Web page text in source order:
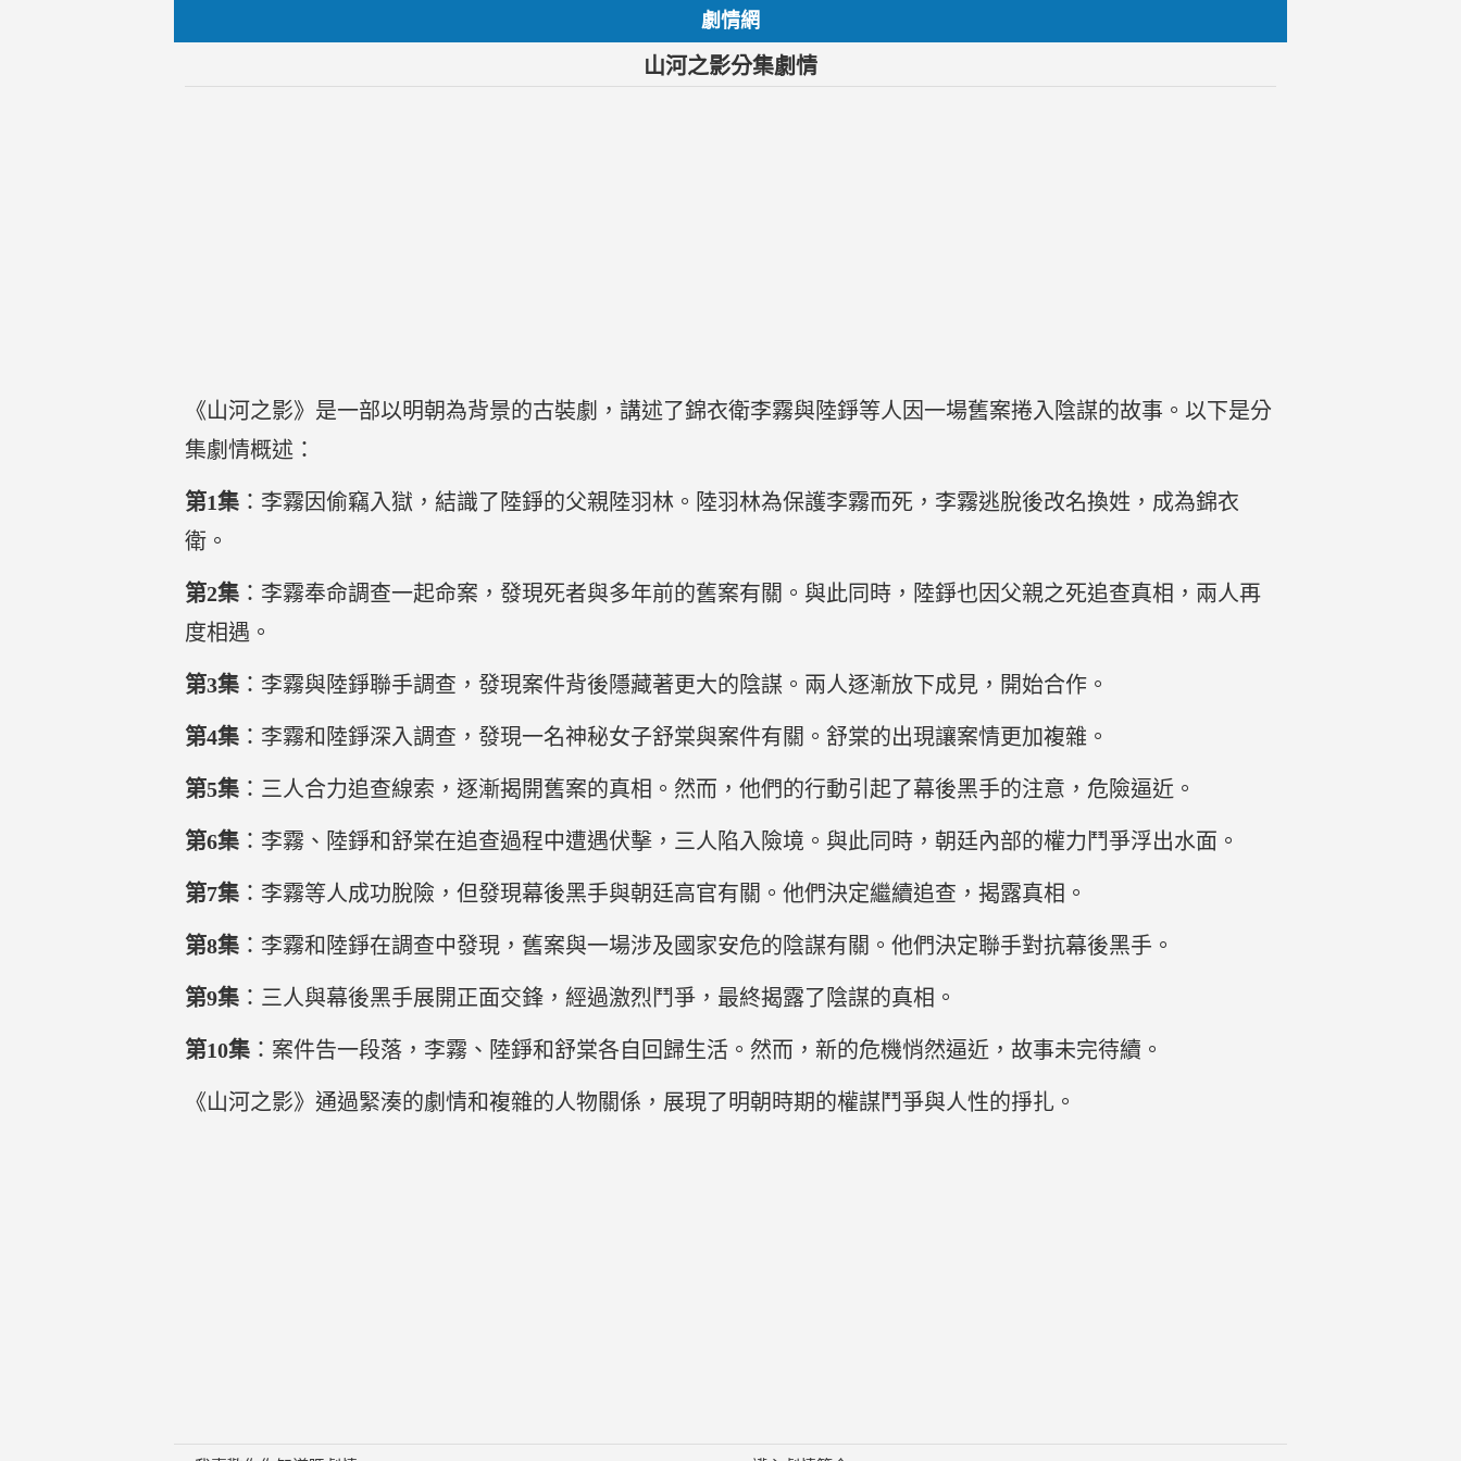
劇情網
山河之影分集劇情
《山河之影》是一部以明朝為背景的古裝劇，講述了錦衣衛李霧與陸錚等人因一場舊案捲入陰謀的故事。以下是分
集劇情概述：
第1集 ：李霧因偷竊入獄，結識了陸錚的父親陸羽林。陸羽林為保護李霧而死，李霧逃脫後改名換姓，成為錦衣
衛。
第2集 ：李霧奉命調查一起命案，發現死者與多年前的舊案有關。與此同時，陸錚也因父親之死追查真相，兩人再
度相遇。
第3集 ：李霧與陸錚聯手調查，發現案件背後隱藏著更大的陰謀。兩人逐漸放下成見，開始合作。
第4集 ：李霧和陸錚深入調查，發現一名神秘女子舒棠與案件有關。舒棠的出現讓案情更加複雜。
第5集 ：三人合力追查線索，逐漸揭開舊案的真相。然而，他們的行動引起了幕後黑手的注意，危險逼近。
第6集 ：李霧、陸錚和舒棠在追查過程中遭遇伏擊，三人陷入險境。與此同時，朝廷內部的權力鬥爭浮出水面。
第7集 ：李霧等人成功脫險，但發現幕後黑手與朝廷高官有關。他們決定繼續追查，揭露真相。
第8集 ：李霧和陸錚在調查中發現，舊案與一場涉及國家安危的陰謀有關。他們決定聯手對抗幕後黑手。
第9集 ：三人與幕後黑手展開正面交鋒，經過激烈鬥爭，最終揭露了陰謀的真相。
第10集 ：案件告一段落，李霧、陸錚和舒棠各自回歸生活。然而，新的危機悄然逼近，故事未完待續。
《山河之影》通過緊湊的劇情和複雜的人物關係，展現了明朝時期的權謀鬥爭與人性的掙扎。